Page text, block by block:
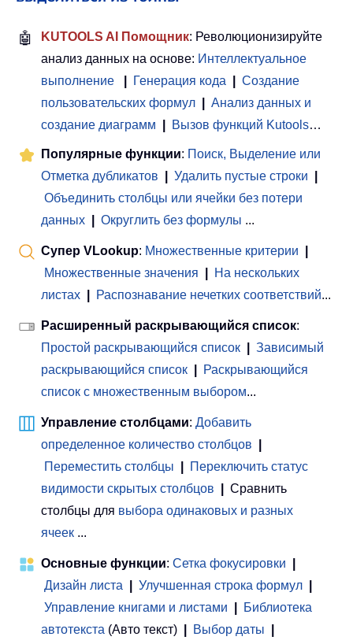
🤖 KUTOOLS AI Помощник: Революционизируйте
анализ данных на основе: Интеллектуальное
выполнение
Генерация кода
Создание
пользовательских формул
Анализ данных и
создание диаграмм
Вызов функций Kutools…
Популярные функции: Поиск, Выделение или
Отметка дубликатов
Удалить пустые строки
Объединить столбцы или ячейки без потери
данных
Округлить без формулы ...
Супер VLookup: Множественные критерии
Множественные значения
На нескольких
листах
Распознавание нечетких соответствий...
Расширенный раскрывающийся список:
Простой раскрывающийся список
Зависимый
раскрывающийся список
Раскрывающийся
список с множественным выбором...
Управление столбцами: Добавить
определенное количество столбцов
Переместить столбцы
Переключить статус
видимости скрытых столбцов
Сравнить
столбцы для выбора одинаковых и разных
ячеек ...
Основные функции: Сетка фокусировки
Дизайн листа
Улучшенная строка формул
Управление книгами и листами
Библиотека
автотекста (Авто текст) Выбор даты